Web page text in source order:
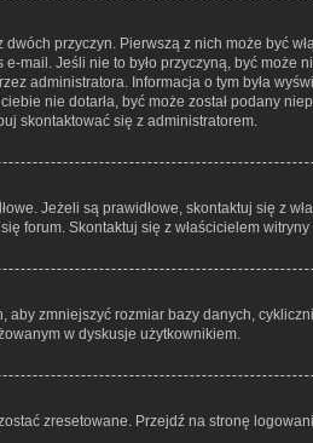
przyczyn. Pierwszą z nich może być
Jeśli nie to było przyczyną, być może
administratora. Informacja o tym była
nie dotarła, być może został podany
skontaktować się z administratorem.
Jeżeli są prawidłowe, skontaktuj się z
forum. Skontaktuj się z właścicielem
zmniejszyć rozmiar bazy danych,
w dyskusje użytkownikiem.
zresetowane. Przejdź na stronę